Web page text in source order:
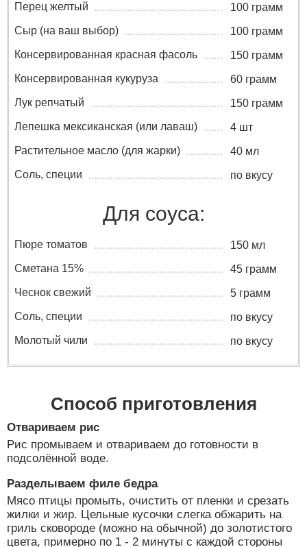
Перец желтый
100 грамм
Сыр (на ваш выбор)
100 грамм
Консервированная красная фасоль
150 грамм
Консервированная кукуруза
60 грамм
Лук репчатый
150 грамм
Лепешка мексиканская (или лаваш)
4 шт
Растительное масло (для жарки)
40 мл
Соль, специи
по вкусу
Для соуса:
Пюре томатов
150 мл
Сметана 15%
45 грамм
Чеснок свежий
5 грамм
Соль, специи
по вкусу
Молотый чили
по вкусу
Способ приготовления
Отвариваем рис
Рис промываем и отвариваем до готовности в
подсолённой воде.
Разделываем филе бедра
Мясо птицы промыть, очистить от пленки и срезать
жилки и жир. Цельные кусочки слегка обжарить на
гриль сковороде (можно на обычной) до золотистого
цвета, примерно по 1 - 2 минуты с каждой стороны